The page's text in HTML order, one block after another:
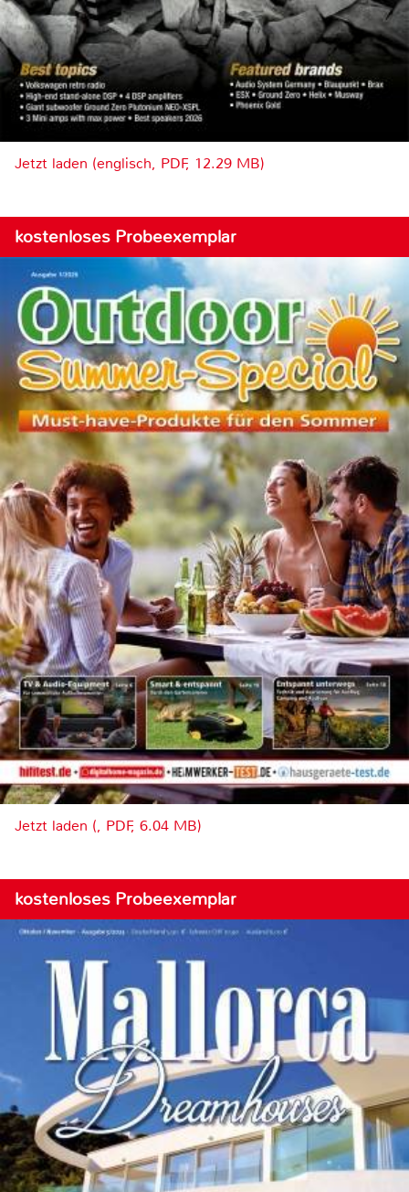
Jetzt laden (englisch, PDF, 12.29 MB)
kostenloses Probeexemplar
Jetzt laden (, PDF, 6.04 MB)
kostenloses Probeexemplar